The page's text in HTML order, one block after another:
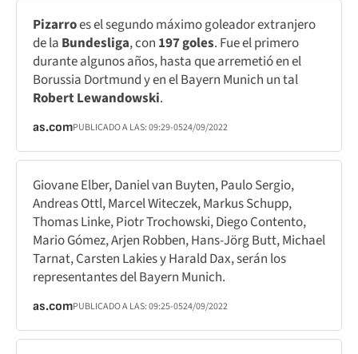
Pizarroes el segundo máximo goleador extranjero
de la Bundesliga, con 197 goles. Fue el primero
durante algunos años, hasta que arremetió en el
Borussia Dortmund y en el Bayern Munich un tal
Robert Lewandowski.
as.comPUBLICADO A LAS:09:29-0524/09/2022
Giovane Elber, Daniel van Buyten, Paulo Sergio,
Andreas Ottl, Marcel Witeczek, Markus Schupp,
Thomas Linke, Piotr Trochowski, Diego Contento,
Mario Gómez, Arjen Robben, Hans-Jörg Butt, Michael
Tarnat, Carsten Lakies y Harald Dax, serán los
representantes del Bayern Munich.
as.comPUBLICADO A LAS:09:25-0524/09/2022